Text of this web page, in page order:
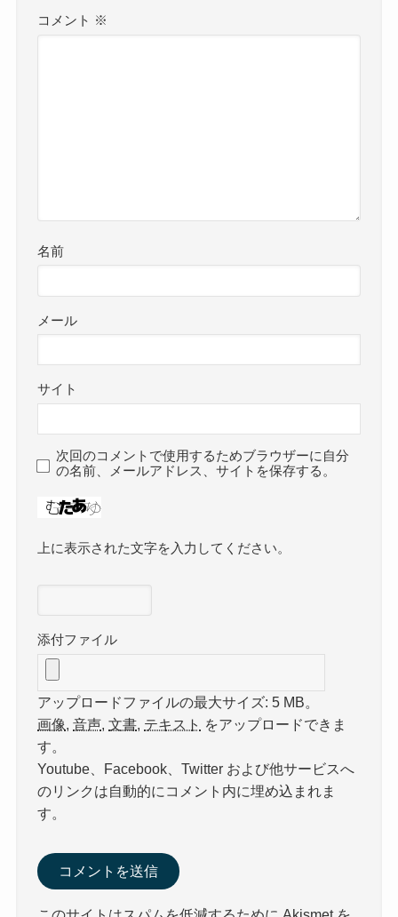
コメント ※
名前
メール
サイト
次回のコメントで使用するためブラウザーに自分
の名前、メールアドレス、サイトを保存する。
上に表示された文字を入力してください。
添付ファイル
アップロードファイルの最大サイズ: 5 MB。
画像,音声,文書, テキスト をアップロードできま
す。
Youtube、Facebook、Twitter および他サービスへ
のリンクは自動的にコメント内に埋め込まれま
す。